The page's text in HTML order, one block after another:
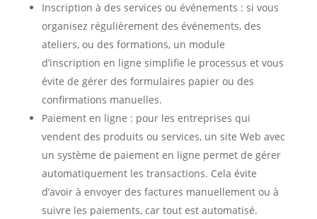
Inscription à des services ou événements : si vous
organisez régulièrement des événements, des
ateliers, ou des formations, un module
d’inscription en ligne simplifie le processus et vous
évite de gérer des formulaires papier ou des
confirmations manuelles.
Paiement en ligne : pour les entreprises qui
vendent des produits ou services, un site Web avec
un système de paiement en ligne permet de gérer
automatiquement les transactions. Cela évite
d’avoir à envoyer des factures manuellement ou à
suivre les paiements, car tout est automatisé.